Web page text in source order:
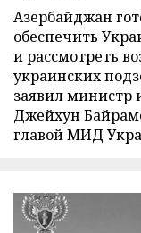
Азербайджан
обеспечить
и рассмотреть
украинских
заявил министр
Джейхун
главой МИД